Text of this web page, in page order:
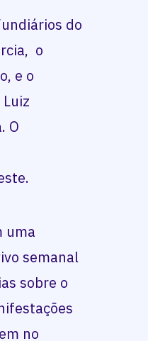
do
o
e o
O
uma
semanal
sobre o
no